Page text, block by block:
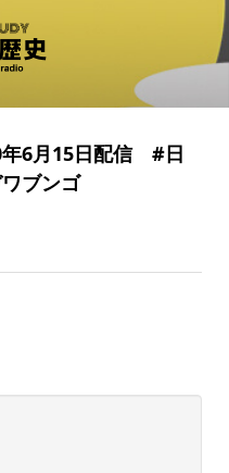
6月15日配信 #日
ブンゴ